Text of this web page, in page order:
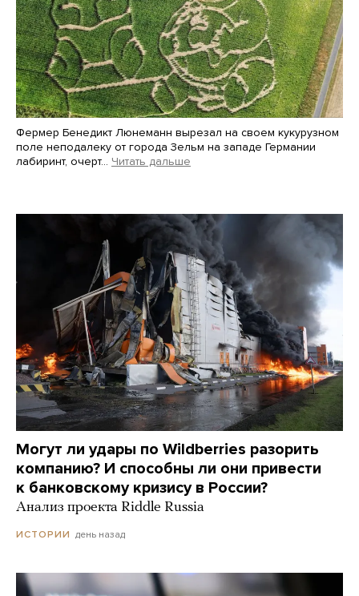
Фермер Бенедикт Люнеманн вырезал на своем кукурузном
поле неподалеку от города Зельм на западе Германии
лабиринт, очерт… Читать дальше
Могут ли удары по Wildberries разорить
компанию? И способны ли они привести
к банковскому кризису в России?
Анализ проекта Riddle Russia
ИСТОРИИ день назад